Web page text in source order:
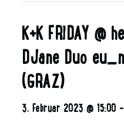
K+K FRIDAY
DJane Duo
(GRAZ)
3. Februar 2023 @ 15:00